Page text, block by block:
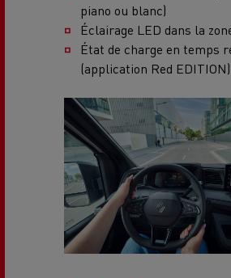
piano ou blanc)
Éclairage LED dans la
État de charge en temps
(application Red EDITION)